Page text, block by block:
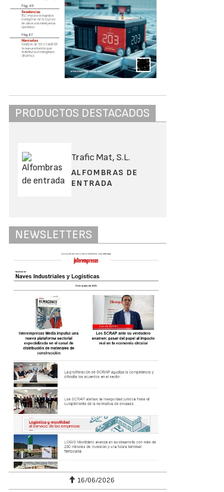
PRODUCTOS DESTACADOS
Trafic Mat, S.L.
ALFOMBRAS DE
ENTRADA
NEWSLETTERS
16/06/2026